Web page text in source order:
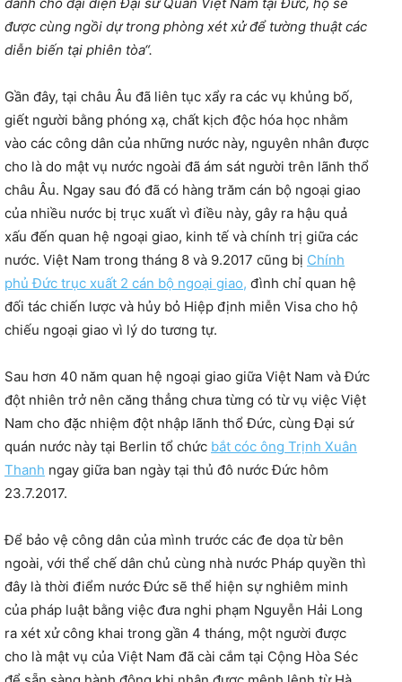
được cùng ngồi dự trong phòng xét xử để tường thuật các
diễn biến tại phiên tòa“.
Gần đây, tại châu Âu đã liên tục xẩy ra các vụ khủng bố,
giết người bằng phóng xạ, chất kịch độc hóa học nhằm
vào các công dân của những nước này, nguyên nhân được
cho là do mật vụ nước ngoài đã ám sát người trên lãnh thổ
châu Âu. Ngay sau đó đã có hàng trăm cán bộ ngoại giao
của nhiều nước bị trục xuất vì điều này, gây ra hậu quả
xấu đến quan hệ ngoại giao, kinh tế và chính trị giữa các
nước. Việt Nam trong tháng 8 và 9.2017 cũng bị Chính
phủ Đức trục xuất 2 cán bộ ngoại giao, đình chỉ quan hệ
đối tác chiến lược và hủy bỏ Hiệp định miễn Visa cho hộ
chiếu ngoại giao vì lý do tương tự.
Sau hơn 40 năm quan hệ ngoại giao giữa Việt Nam và Đức
đột nhiên trở nên căng thẳng chưa từng có từ vụ việc Việt
Nam cho đặc nhiệm đột nhập lãnh thổ Đức, cùng Đại sứ
quán nước này tại Berlin tổ chức bắt cóc ông Trịnh Xuân
Thanh ngay giữa ban ngày tại thủ đô nước Đức hôm
23.7.2017.
Để bảo vệ công dân của mình trước các đe dọa từ bên
ngoài, với thể chế dân chủ cùng nhà nước Pháp quyền thì
đây là thời điểm nước Đức sẽ thể hiện sự nghiêm minh
của pháp luật bằng việc đưa nghi phạm Nguyễn Hải Long
ra xét xử công khai trong gần 4 tháng, một người được
cho là mật vụ của Việt Nam đã cài cắm tại Cộng Hòa Séc